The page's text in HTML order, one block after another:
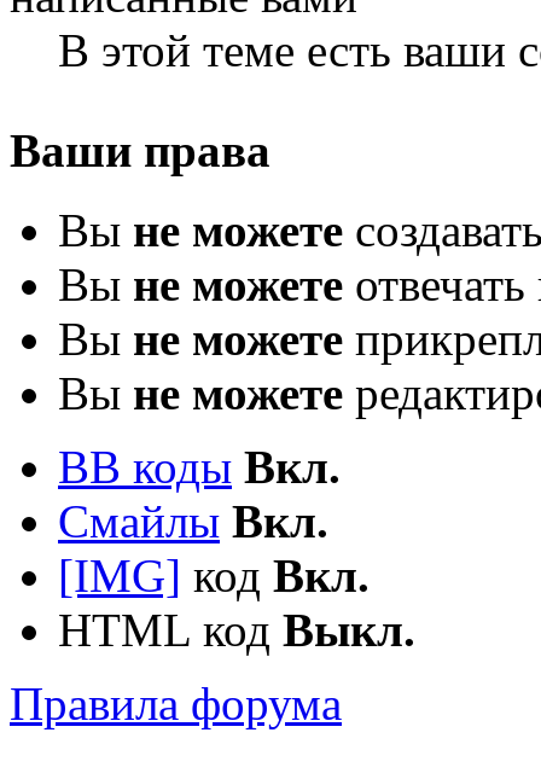
В этой теме есть ваши
Ваши права
Вы не можете
Вы не можете
Вы не можете
Вы не можете
BB коды Вкл.
Смайлы Вкл.
[IMG] код Вкл.
HTML код Выкл.
Правила форума